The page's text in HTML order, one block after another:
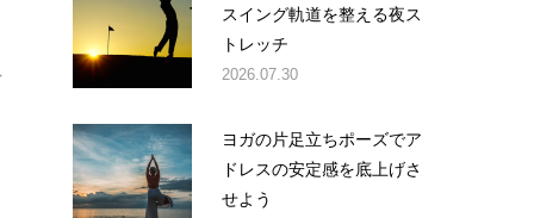
スイング軌道を整える夜ス
トレッチ
2026.07.30
ヨガの片足立ちポーズでア
ドレスの安定感を底上げさ
せよう